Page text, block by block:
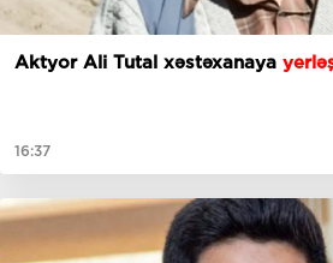
Aktyor Ali Tutal xəstəxanaya
16:37